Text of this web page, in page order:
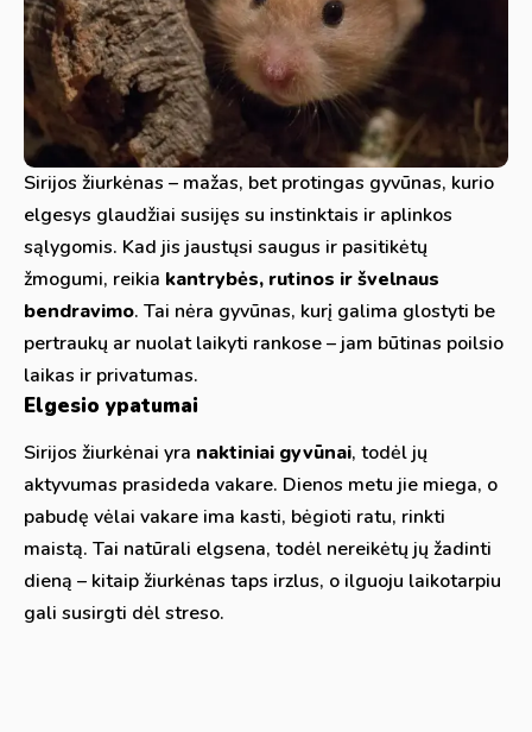
Sirijos žiurkėnas – mažas, bet protingas gyvūnas, kurio
elgesys glaudžiai susijęs su instinktais ir aplinkos
sąlygomis. Kad jis jaustųsi saugus ir pasitikėtų
žmogumi, reikia kantrybės, rutinos ir švelnaus
bendravimo. Tai nėra gyvūnas, kurį galima glostyti be
pertraukų ar nuolat laikyti rankose – jam būtinas poilsio
laikas ir privatumas.
Elgesio ypatumai
Sirijos žiurkėnai yra naktiniai gyvūnai, todėl jų
aktyvumas prasideda vakare. Dienos metu jie miega, o
pabudę vėlai vakare ima kasti, bėgioti ratu, rinkti
maistą. Tai natūrali elgsena, todėl nereikėtų jų žadinti
dieną – kitaip žiurkėnas taps irzlus, o ilguoju laikotarpiu
gali susirgti dėl streso.